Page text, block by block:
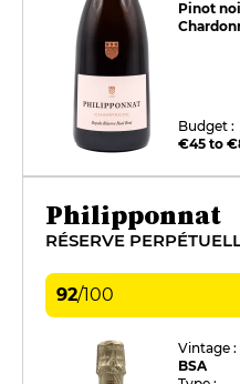
Pinot
Budget :
€45 to
Philipponnat
RÉSERVE
92/100
Vintage :
BSA